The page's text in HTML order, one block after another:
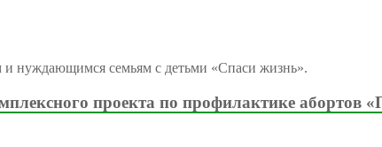
нуждающимся семьям с детьми «Спаси жизнь».
проекта по профилактике абортов